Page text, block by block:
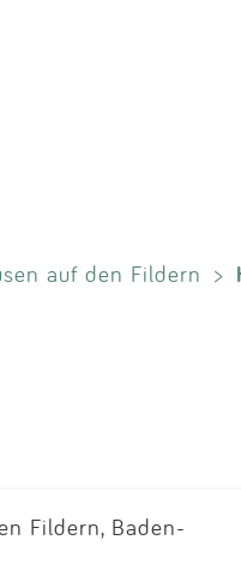
auf den Fildern >
Fildern, Baden-